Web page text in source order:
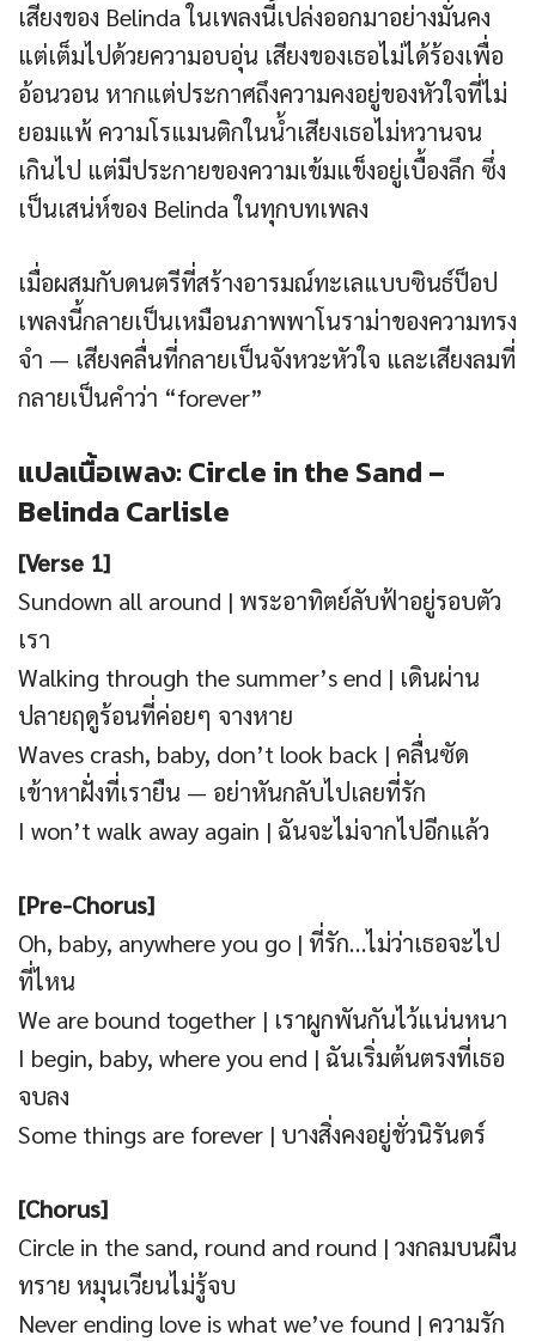
เสียงของ Belinda ในเพลงนี้เปล่งออกมาอย่างมั่นคง
แต่เต็มไปด้วยความอบอุ่น เสียงของเธอไม่ได้ร้องเพื่อ
อ้อนวอน หากแต่ประกาศถึงความคงอยู่ของหัวใจที่ไม่
ยอมแพ้ ความโรแมนติกในน้ำเสียงเธอไม่หวานจน
เกินไป แต่มีประกายของความเข้มแข็งอยู่เบื้องลึก ซึ่ง
เป็นเสน่ห์ของ Belinda ในทุกบทเพลง
เมื่อผสมกับดนตรีที่สร้างอารมณ์ทะเลแบบซินธ์ป็อป
เพลงนี้กลายเป็นเหมือนภาพพาโนราม่าของความทรง
จำ — เสียงคลื่นที่กลายเป็นจังหวะหัวใจ และเสียงลมที่
กลายเป็นคำว่า “forever”
แปลเนื้อเพลง: Circle in the Sand –
Belinda Carlisle
[Verse 1]
Sundown all around | พระอาทิตย์ลับฟ้าอยู่รอบตัว
เรา
Walking through the summer’s end | เดินผ่าน
ปลายฤดูร้อนที่ค่อยๆ จางหาย
Waves crash, baby, don’t look back | คลื่นซัด
เข้าหาฝั่งที่เรายืน — อย่าหันกลับไปเลยที่รัก
I won’t walk away again | ฉันจะไม่จากไปอีกแล้ว
[Pre-Chorus]
Oh, baby, anywhere you go | ที่รัก…ไม่ว่าเธอจะไป
ที่ไหน
We are bound together | เราผูกพันกันไว้แน่นหนา
I begin, baby, where you end | ฉันเริ่มต้นตรงที่เธอ
จบลง
Some things are forever | บางสิ่งคงอยู่ชั่วนิรันดร์
[Chorus]
Circle in the sand, round and round | วงกลมบนผืน
ทราย หมุนเวียนไม่รู้จบ
Never ending love is what we’ve found | ความรัก